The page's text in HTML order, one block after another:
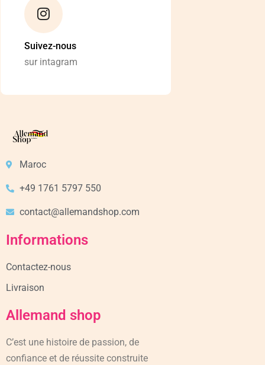
Suivez-nous
sur intagram
Maroc
+49 1761 5797 550
contact@allemandshop.com
Informations
Contactez-nous
Livraison
Allemand shop
C’est une histoire de passion, de
confiance et de réussite construite